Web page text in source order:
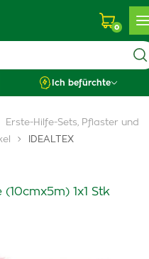
0
Ich befürchte
Erste-Hilfe-Sets, Pflaster und
IDEALTEX
1x1 Stk